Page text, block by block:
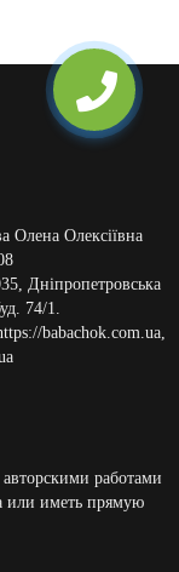
Олена Олексіївна
Дніпропетровська
74/1.
babachok.com.ua,
работами
или иметь прямую